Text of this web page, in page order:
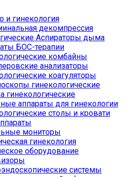
и гинекология
декомпрессия
Аспираторы дыма
БОС-терапии
комбайны
анализаторы
коагуляторы
гинекологические
гинекологические
аппараты для гинекологии
столы и кровати
мониторы
гинекология
оборудование
системы